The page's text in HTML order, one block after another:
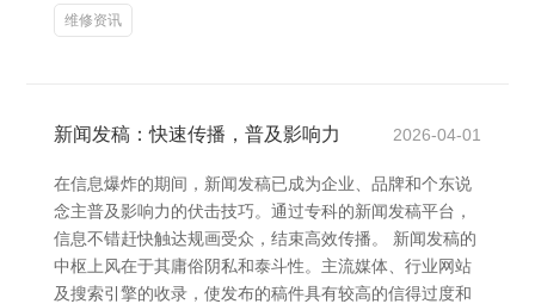
维修资讯
新闻发稿：快速传播，普及影响力 2026-04-01
在信息爆炸的期间，新闻发稿已成为企业、品牌和个东说
念主普及影响力的伏击技巧。通过专科的新闻发稿平台，
信息不错赶快触达规画受众，结束高效传播。 新闻发稿的
中枢上风在于其庸俗阴私和泰斗性。主流媒体、行业网站
及搜索引擎的收录，使发布的稿件具有较高的信得过度和